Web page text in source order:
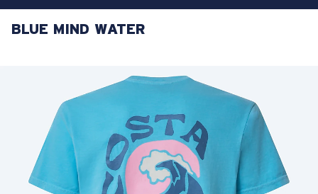
OBJETIVO ACTUALIZADO
Precio:
Cantidad:
Precio: Sin cargo
Cantidad:
BLUE MIND WATER